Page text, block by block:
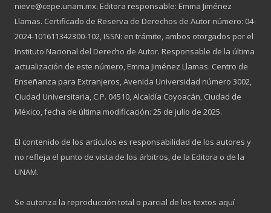
nieve@cepe.unam.mx. Editora responsable: Emma Jiménez
Llamas. Certificado de Reserva de Derechos de Autor número: 04-
2024-101611342300-102, ISSN: en trámite, ambos otorgados por el
Instituto Nacional del Derecho de Autor. Responsable de la última
actualización de este número, Emma Jiménez Llamas. Centro de
Enseñanza para Extranjeros, Avenida Universidad número 3002,
Ciudad Universitaria, C.P. 04510, Alcaldía Coyoacán, Ciudad de
México, fecha de última modificación: 25 de julio de 2025.
El contenido de los artículos es responsabilidad de los autores y
no refleja el punto de vista de los árbitros, de la Editora o de la
UNAM.
Se autoriza la reproducción total o parcial de los textos aquí